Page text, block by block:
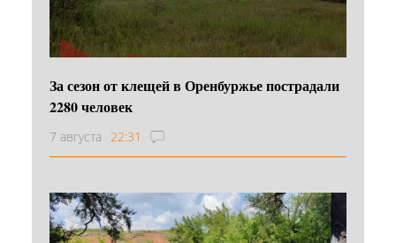
За сезон от клещей в Оренбуржье пострадали
2280 человек
7 августа 22:31